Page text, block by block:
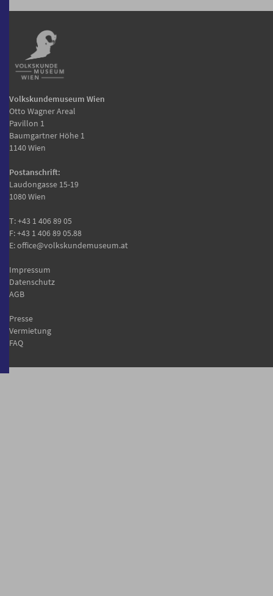
Volkskundemuseum Wien
Otto Wagner Areal
Pavillon 1
Baumgartner Höhe 1
1140 Wien
Postanschrift:
Laudongasse 15-19
1080 Wien
T:+43 1 406 89 05
F: +43 1 406 89 05.88
E:office@volkskundemuseum.at
Impressum
Datenschutz
AGB
Presse
Vermietung
FAQ